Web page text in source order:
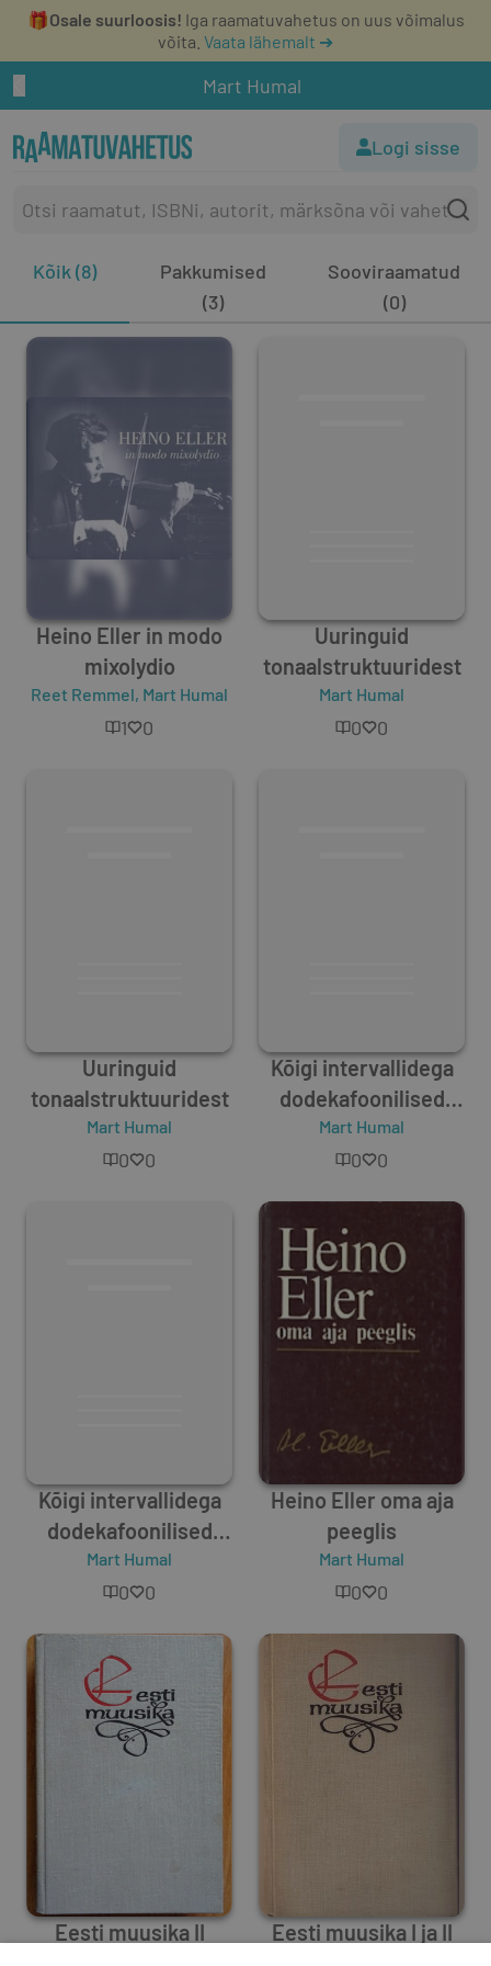
🎁Osale suurloosis! Iga raamatuvahetus on uus võimalus
võita. Vaata lähemalt ➔
Mart Humal
Logi sisse
Kõik (8)
Pakkumised
(3)
Sooviraamatud
(0)
Heino Eller in modo
mixolydio
Reet Remmel, Mart Humal
1 0
Uuringuid
tonaalstruktuuridest
Mart Humal
0 0
Uuringuid
tonaalstruktuuridest
Mart Humal
0 0
Kõigi intervallidega
dodekafoonilised
seeriad ja nende
teisendused = All-
rows and their
transformations
Mart Humal
0 0
Kõigi intervallidega
dodekafoonilised
seeriad ja nende
teisendused. All-
rows and their
transformations.
Appendices 2-4
Mart Humal
0 0
Heino Eller oma aja
peeglis
Mart Humal
0 0
Eesti muusika II
Eesti muusika I ja II